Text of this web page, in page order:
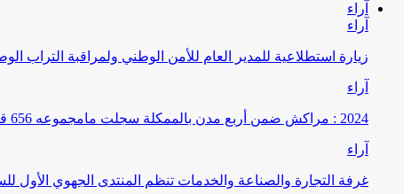
آراء
آراء
زيارة استطلاعية للمدير العام للأمن الوطني ولمراقبة التراب
آراء
2024 : مراكش ضمن أربع مدن بالممكلة سجلت مامجموعه 656 قضية تتعلق بغسيل الأموال
آراء
غرفة التجارة والصناعة والخدمات تنظم المنتدى الجهوي الأول